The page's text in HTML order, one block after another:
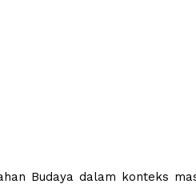
Budaya dalam konteks